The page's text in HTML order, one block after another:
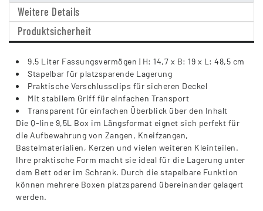
Weitere Details
Produktsicherheit
9,5 Liter Fassungsvermögen | H: 14,7 x B: 19 x L: 48,5 cm
Stapelbar für platzsparende Lagerung
Praktische Verschlussclips für sicheren Deckel
Mit stabilem Griff für einfachen Transport
Transparent für einfachen Überblick über den Inhalt
Die Q-line 9,5L Box im Längsformat eignet sich perfekt für
die Aufbewahrung von Zangen, Kneifzangen,
Bastelmaterialien, Kerzen und vielen weiteren Kleinteilen.
Ihre praktische Form macht sie ideal für die Lagerung unter
dem Bett oder im Schrank. Durch die stapelbare Funktion
können mehrere Boxen platzsparend übereinander gelagert
werden.